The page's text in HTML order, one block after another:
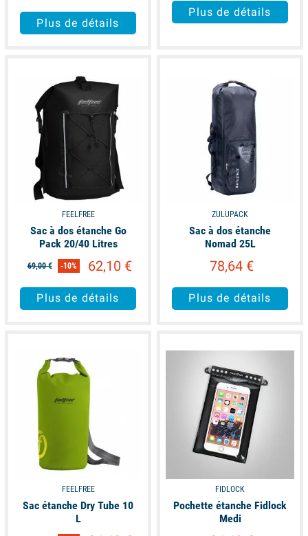
Plus de détails
Plus de détails
FEELFREE
Sac à dos étanche Go
Pack 20/40 Litres
69,00 € -10% 62,10 €
Plus de détails
ZULUPACK
Sac à dos étanche
Nomad 25L
78,64 €
Plus de détails
FEELFREE
Sac étanche Dry Tube 10
L
available
FIDLOCK
Pochette étanche Fidlock
Medi